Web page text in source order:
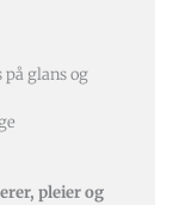
glans og
pleier og